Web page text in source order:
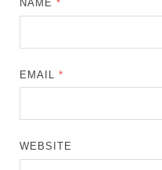
NAME*
EMAIL*
WEBSITE